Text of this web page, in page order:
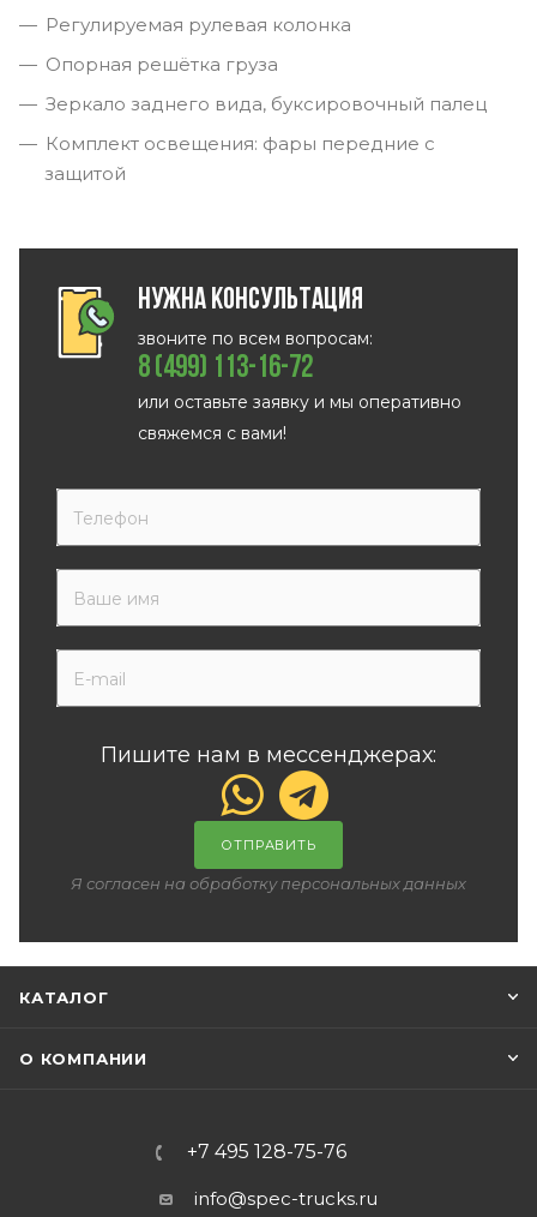
Регулируемая рулевая колонка
Опорная решётка груза
Зеркало заднего вида, буксировочный палец
Комплект освещения: фары передние с
защитой
Нужна консультация
звоните по всем вопросам:
8 (499) 113-16-72
или оставьте заявку и мы оперативно
свяжемся с вами!
Пишите нам в мессенджерах:
ОТПРАВИТЬ
Я согласен на обработку персональных данных
КАТАЛОГ
О КОМПАНИИ
+7 495 128-75-76
info@spec-trucks.ru